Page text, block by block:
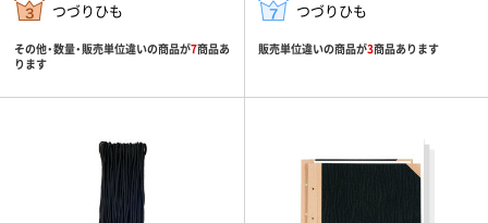
つづりひも
その他・数量・販売単位違いの商品が7商品あ
ります
つづりひも
販売単位違いの商品が3商品あります